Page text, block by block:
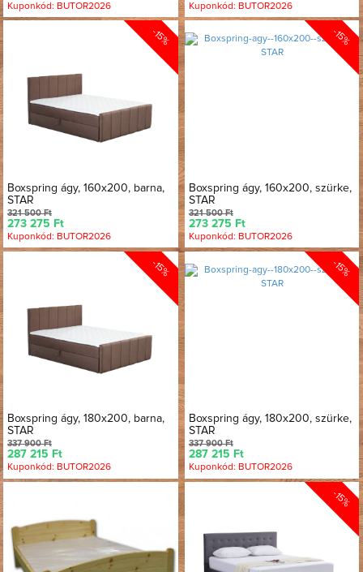
Kuponkód: BUTOR2026 Kuponkód: BUTOR2026
-15%
Boxspring ágy, 160x200, barna,
STAR
321 500 Ft
273 275 Ft
Kuponkód: BUTOR2026
-15%
Boxspring ágy, 160x200, szürke,
STAR
321 500 Ft
273 275 Ft
Kuponkód: BUTOR2026
-15%
Boxspring ágy, 180x200, barna,
STAR
337 900 Ft
287 215 Ft
Kuponkód: BUTOR2026
-15%
Boxspring ágy, 180x200, szürke,
STAR
337 900 Ft
287 215 Ft
Kuponkód: BUTOR2026
-15%